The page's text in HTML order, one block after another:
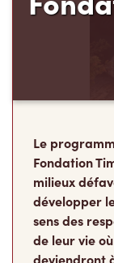
Fondation
milieux
développer
sens des
de leur vie
deviendront